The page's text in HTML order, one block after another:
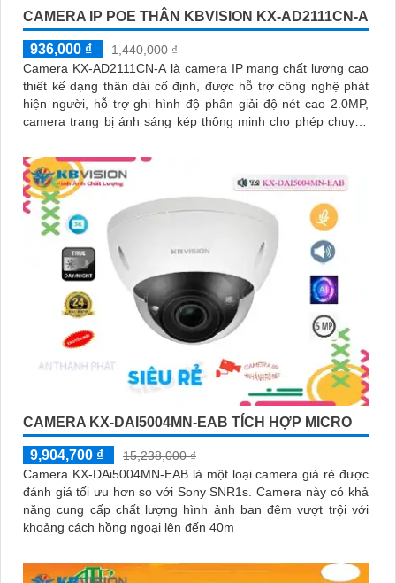
CAMERA IP POE THÂN KBVISION KX-AD2111CN-A
936,000 ₫
1,440,000 ₫
Camera KX-AD2111CN-A là camera IP mạng chất lượng cao
thiết kế dạng thân dài cố định, được hỗ trợ công nghệ phát
hiện người, hỗ trợ ghi hình độ phân giải độ nét cao 2.0MP,
camera trang bị ánh sáng kép thông minh cho phép chuyển
đêm, giúp giám sát bảo vệ an ninh ban đêm một cách linh
hoạt
CAMERA KX-DAI5004MN-EAB TÍCH HỢP MICRO
9,904,700 ₫
15,238,000 ₫
Camera KX-DAi5004MN-EAB là một loại camera giá rẻ được
đánh giá tối ưu hơn so với Sony SNR1s. Camera này có khả
năng cung cấp chất lượng hình ảnh ban đêm vượt trội với
khoảng cách hồng ngoại lên đến 40m